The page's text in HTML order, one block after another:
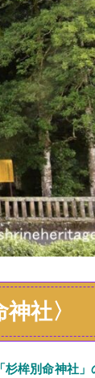
社〉
杉桙別命神社」